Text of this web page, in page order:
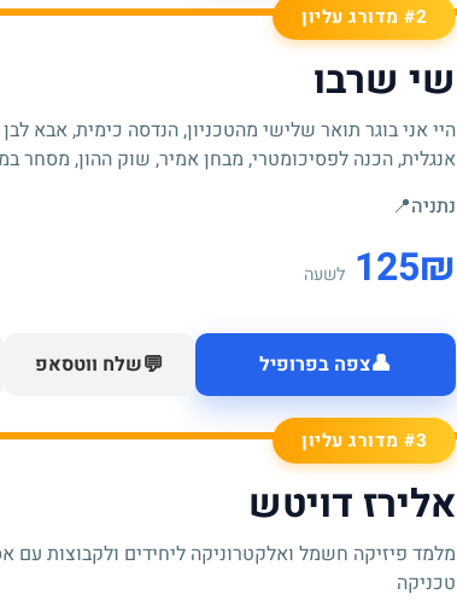
#2 מדורג עליון
שי שרבו
אנגלית, הכנה לפסיכומטרי, מבחן אמיר, שוק ההון, מסחר
נתניה📍
₪
125 לשעה
👤צפה בפרופיל 💬שלח ווטסאפ
#3 מדורג עליון
אלירז דויטש
מלמד פיזיקה חשמל ואלקטרוניקה ליחידים ולקבוצות עם
טכניקה